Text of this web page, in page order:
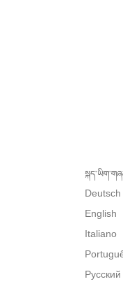
Deutsch
English
Italiano
Русский